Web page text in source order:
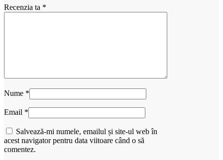
Recenzia ta *
Nume *
Email *
Salvează-mi numele, emailul și site-ul web în
acest navigator pentru data viitoare când o să
comentez.